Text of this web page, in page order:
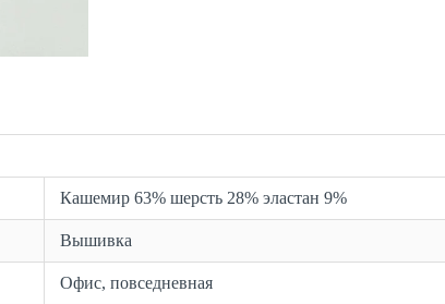
Кашемир 63% шерсть 28% эластан 9%
Вышивка
Офис, повседневная